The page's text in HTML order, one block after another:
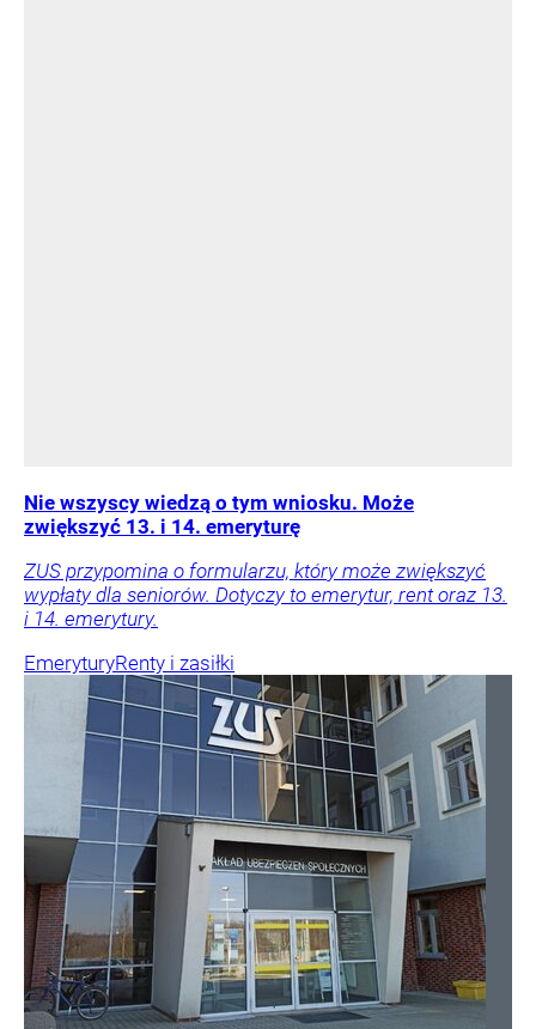
Nie wszyscy wiedzą o tym wniosku. Może
zwiększyć 13. i 14. emeryturę
ZUS przypomina o formularzu, który może zwiększyć
wypłaty dla seniorów. Dotyczy to emerytur, rent oraz 13.
i 14. emerytury.
EmeryturyRenty i zasiłki